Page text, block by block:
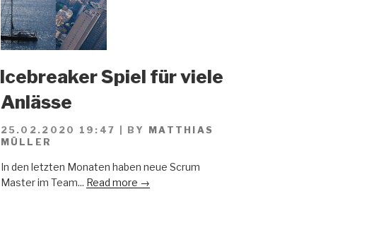
Icebreaker Spiel für viele
Anlässe
25.02.2020 19:47 BY
MATTHIAS
MÜLLER
In den letzten Monaten haben neue Scrum
Master im Team... Read more →